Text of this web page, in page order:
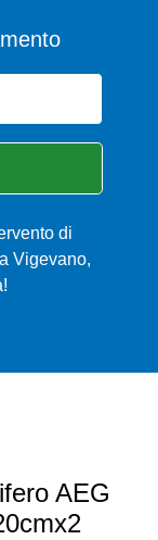
di
Vigevano,
AEG